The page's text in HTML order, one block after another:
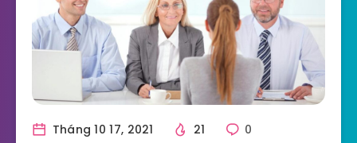
Tháng 10 17, 2021 21 0